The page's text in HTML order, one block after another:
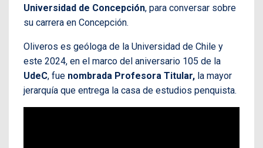
Universidad de Concepción, para conversar sobre
su carrera en Concepción.
Oliveros es geóloga de la Universidad de Chile y
este 2024, en el marco del aniversario 105 de la
UdeC, fue nombrada Profesora Titular, la mayor
jerarquía que entrega la casa de estudios penquista.